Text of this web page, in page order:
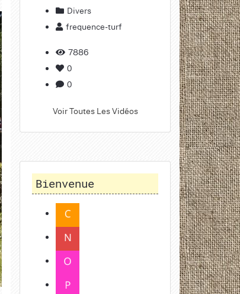
Divers
frequence-turf
7886
0
0
Voir Toutes Les Vidéos
Bienvenue